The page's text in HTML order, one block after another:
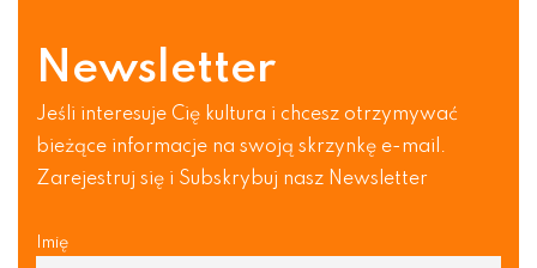
Newsletter
Jeśli interesuje Cię kultura i chcesz otrzymywać
bieżące informacje na swoją skrzynkę e-mail.
Zarejestruj się i Subskrybuj nasz Newsletter
Imię